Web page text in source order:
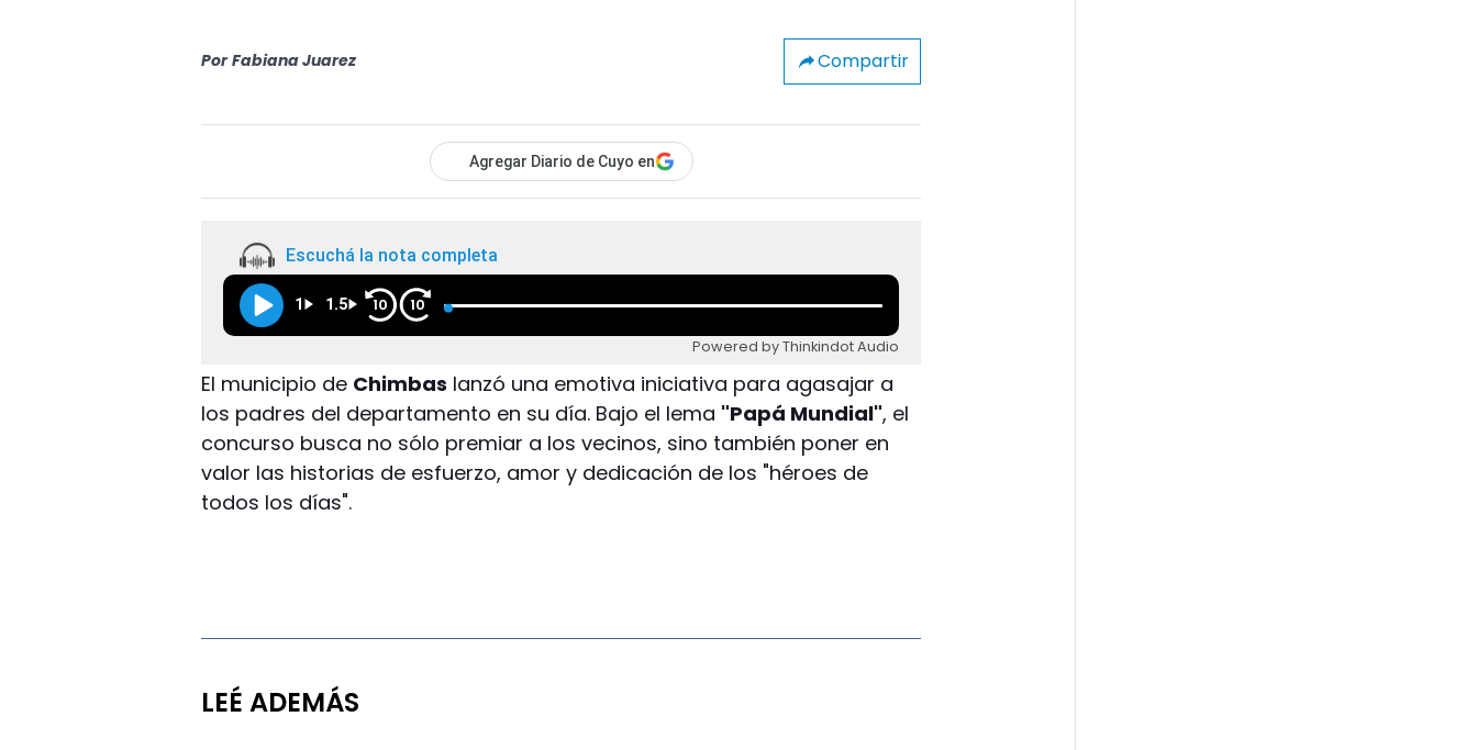
Por Fabiana Juarez Compartir
Agregar Diario de Cuyo en
Escuchá la nota completa
1 1.5 10 10
Powered by Thinkindot Audio
El municipio de Chimbas lanzó una emotiva iniciativa para agasajar a
los padres del departamento en su día. Bajo el lema "Papá Mundial", el
concurso busca no sólo premiar a los vecinos, sino también poner en
valor las historias de esfuerzo, amor y dedicación de los "héroes de
todos los días".
LEÉ ADEMÁS